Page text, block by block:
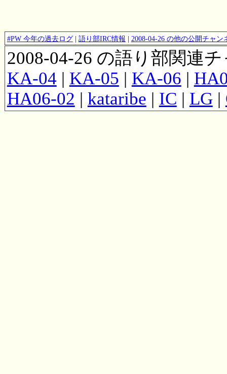
#PW 今年の過去ログ| 語り部IRC情報 | 2008-04-26 の他の公開チャン
2008-04-26 の語り部関連
KA-04 | KA-05 | KA-06 |
HA06-02 | kataribe | IC | LG|